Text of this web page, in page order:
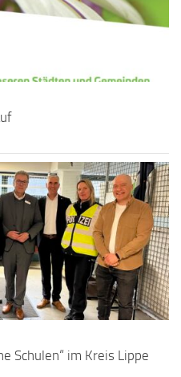
Schulen“ im Kreis Lippe